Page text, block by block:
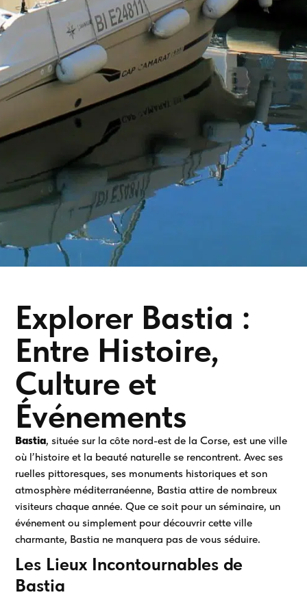
Explorer Bastia :
Entre Histoire,
Culture et
Événements
Bastia, située sur la côte nord-est de la Corse, est une ville
où l’histoire et la beauté naturelle se rencontrent. Avec ses
ruelles pittoresques, ses monuments historiques et son
atmosphère méditerranéenne, Bastia attire de nombreux
visiteurs chaque année. Que ce soit pour un séminaire, un
événement ou simplement pour découvrir cette ville
charmante, Bastia ne manquera pas de vous séduire.
Les Lieux Incontournables de
Bastia